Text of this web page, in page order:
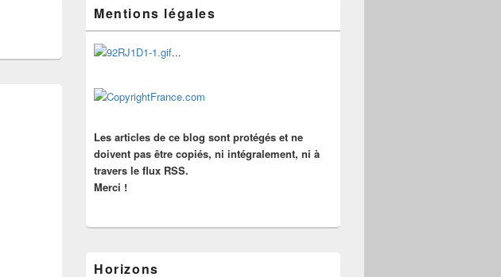
principale
de
widget
pour
barre
latérale
Mentions légales
...
Les articles de ce blog sont protégés et ne
doivent pas être copiés, ni intégralement, ni à
travers le flux RSS.
Merci !
Horizons